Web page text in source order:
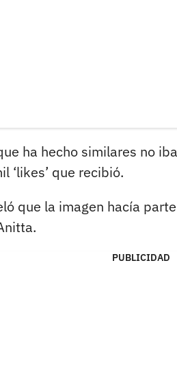
ha hecho similares no
‘likes’ que recibió.
que la imagen hacía
PUBLICIDAD